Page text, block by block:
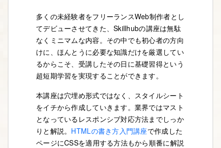
多くの未経験者をフリーランスWeb制作者とし
てデビューさせてきた、Skillhubの講座は無駄
なくミニマムな内容。その中でも初心者の方向
けに、ほんとうに必要な知識だけを厳選してい
るからこそ、受講したその日に基礎習得という
超短期学習を実現することができます。
本講座は穴埋め形式ではなく、スタイルシート
をイチから作成していきます。業界ではマスト
となっているレスポンシブ対応方法までしっか
りと解説。 HTMLの書き方入門講座で作成した
ページにCSSを適用する方法もから順番に解説